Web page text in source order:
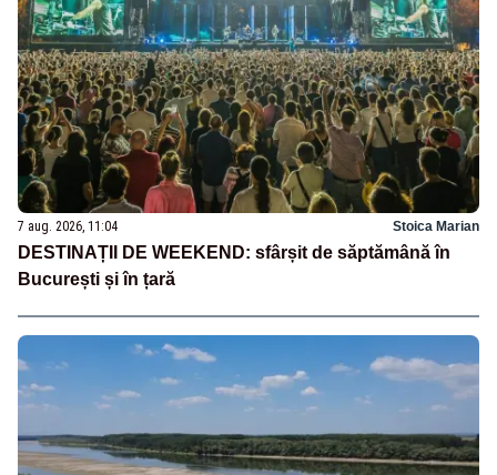
7 aug. 2026, 11:04 Stoica Marian
DESTINAȚII DE WEEKEND: sfârșit de săptămână în
București și în țară